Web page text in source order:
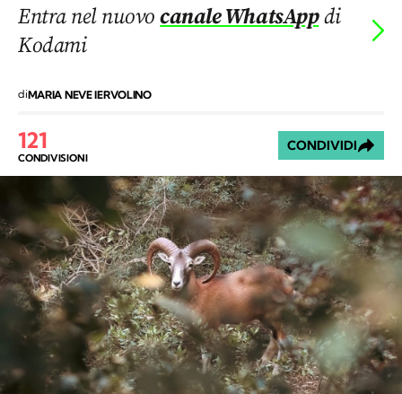
Entra nel nuovocanale WhatsAppdi
Kodami
diMARIA NEVE IERVOLINO
121
CONDIVISIONI
CONDIVIDI